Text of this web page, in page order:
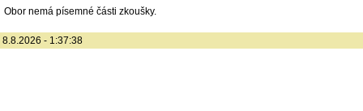
Obor nemá písemné části zkoušky.
8.8.2026 - 1:37:38